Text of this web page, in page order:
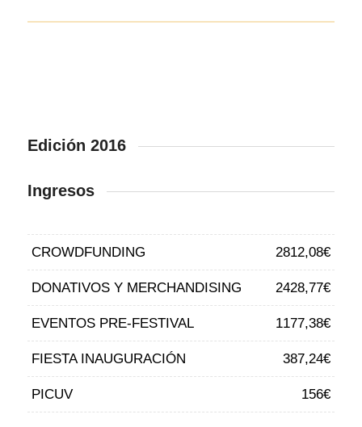
Edición 2016
Ingresos
CROWDFUNDING 2812,08€
DONATIVOS Y MERCHANDISING 2428,77€
EVENTOS PRE-FESTIVAL 1177,38€
FIESTA INAUGURACIÓN 387,24€
PICUV 156€